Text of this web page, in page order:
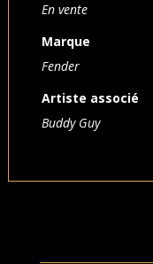
En vente
Marque
Fender
Artiste associé
Buddy Guy